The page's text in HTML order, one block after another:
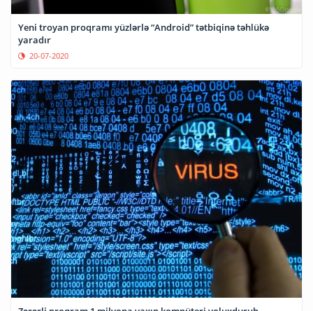
Yeni troyan proqramı yüzlərlə “Android” tətbiqinə təhlükə
yaradır
20-07-2020